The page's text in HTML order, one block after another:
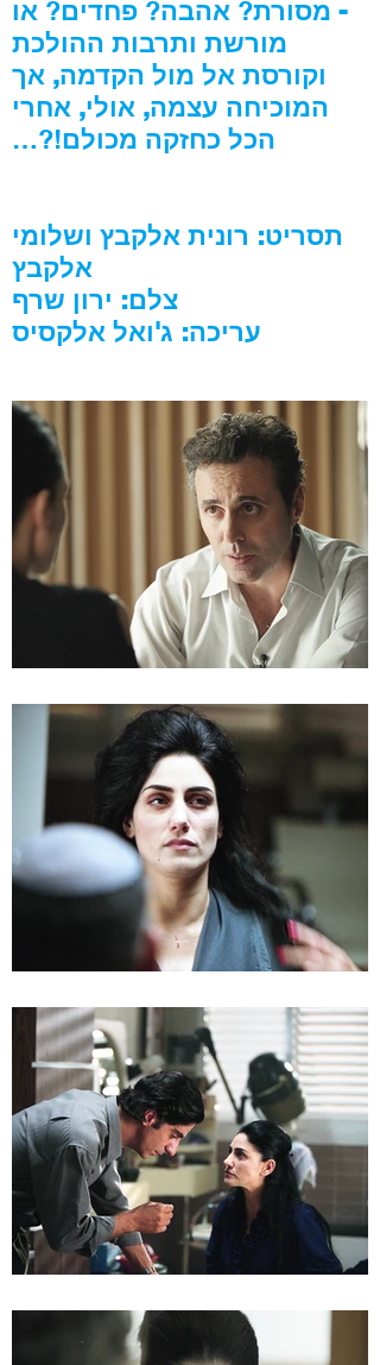
- מסורת? אהבה? פחדים? או
מורשת ותרבות ההולכת
וקורסת אל מול הקדמה, אך
המוכיחה עצמה, אולי, אחרי
הכל כחזקה מכולם!?…
תסריט: רונית אלקבץ ושלומי
אלקבץ
צלם: ירון שרף
עריכה: ג'ואל אלקסיס